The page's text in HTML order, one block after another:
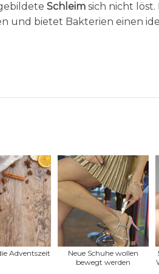
Schleim sich nicht löst.
und bietet Bakterien einen
Adventszeit
Neue Schuhe wollen
bewegt werden